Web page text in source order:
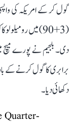
گول کر کے امریکہ کی
دی۔ بلجیم نے پورے میچ
برابری کا گول کرنے کے
دکھائی دیا۔
Quarter-